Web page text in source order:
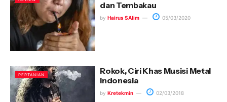
dan Tembakau
by Hairus SAlim 05/03/2020
PERTANIAN
Rokok, Ciri Khas Musisi Metal
Indonesia
by Kretekmin 02/03/2018